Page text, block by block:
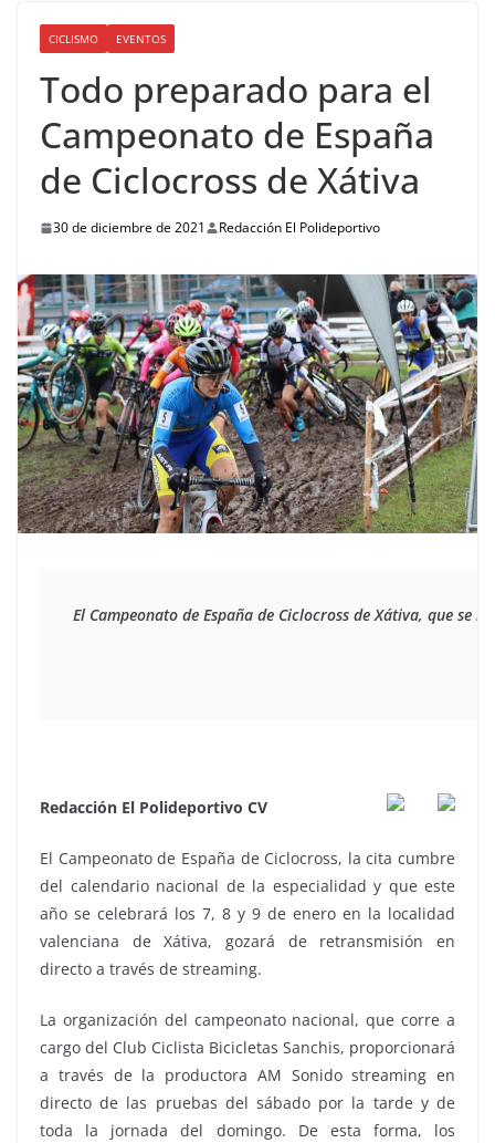
CICLISMO EVENTOS
Todo preparado para el
Campeonato de España
de Ciclocross de Xátiva
30 de diciembre de 2021 Redacción El Polideportivo
El Campeonato de España de Ciclocross de Xátiva, que
Redacción El Polideportivo CV
El Campeonato de España de Ciclocross, la cita cumbre
del calendario nacional de la especialidad y que este
año se celebrará los 7, 8 y 9 de enero en la localidad
valenciana de Xátiva, gozará de retransmisión en
directo a través de streaming.
La organización del campeonato nacional, que corre a
cargo del Club Ciclista Bicicletas Sanchis, proporcionará
a través de la productora AM Sonido streaming en
directo de las pruebas del sábado por la tarde y de
toda la jornada del domingo. De esta forma, los